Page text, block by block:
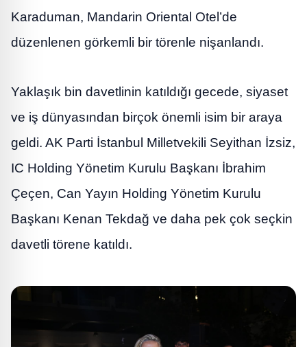
Karaduman, Mandarin Oriental Otel’de
düzenlenen görkemli bir törenle nişanlandı.
Yaklaşık bin davetlinin katıldığı gecede, siyaset
ve iş dünyasından birçok önemli isim bir araya
geldi. AK Parti İstanbul Milletvekili Seyithan İzsiz,
IC Holding Yönetim Kurulu Başkanı İbrahim
Çeçen, Can Yayın Holding Yönetim Kurulu
Başkanı Kenan Tekdağ ve daha pek çok seçkin
davetli törene katıldı.